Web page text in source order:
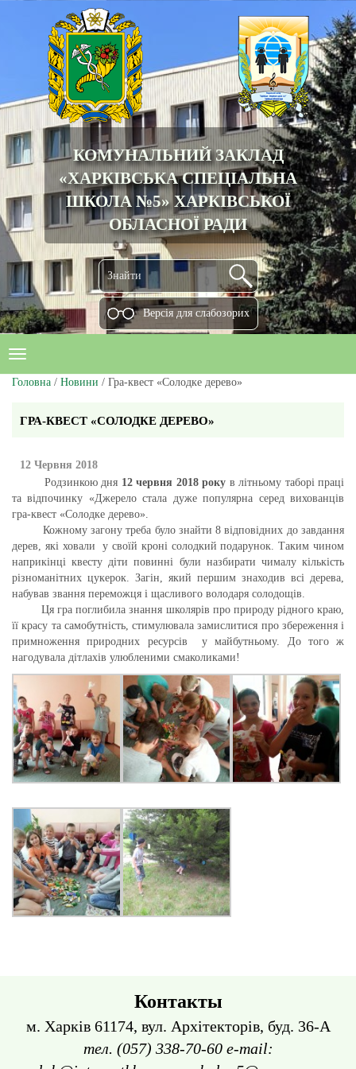
КОМУНАЛЬНИЙ ЗАКЛАД
«ХАРКІВСЬКА СПЕЦІАЛЬНА
ШКОЛА №5» ХАРКІВСЬКОЇ
ОБЛАСНОЇ РАДИ
Версiя для слабозорих
Головна / Новини / Гра-квест «Солодке дерево»
ГРА-КВЕСТ «СОЛОДКЕ ДЕРЕВО»
12 Червня 2018
Родзинкою дня 12 червня 2018року в літньому таборі праці
та відпочинку «Джерело стала дуже популярна серед вихованців
гра-квест «Солодке дерево».
Кожному загону треба було знайти 8 відповідних до завдання
дерев, які ховали у своїй кроні солодкий подарунок. Таким чином
наприкінці квесту діти повинні були назбирати чималу кількість
різноманітних цукерок. Загін, який першим знаходив всі дерева,
набував звання переможця і щасливого володаря солодощів.
Ця гра поглибила знання школярів про природу рідного краю,
її красу та самобутність, стимулювала замислитися про збереження і
примноження природних ресурсів у майбутньому. До того ж
нагодувала дітлахів улюбленими смаколиками!
Контакты
м. Харків 61174, вул. Архітекторів, буд. 36-А
тел. (057) 338-70-60 e-mail: